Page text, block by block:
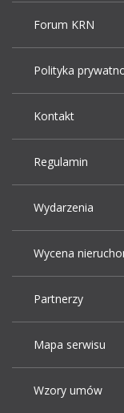
Forum KRN
Polityka
Kontakt
Regulamin
Wydarzenia
Wycena
Partnerzy
Mapa serwisu
Wzory umów